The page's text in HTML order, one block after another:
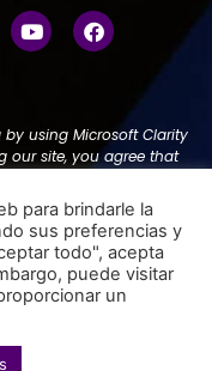
using Microsoft Clarity
our site, you agree that
| Adderit QA SL
para brindarle la
sus preferencias y
todo", acepta
puede visitar
un